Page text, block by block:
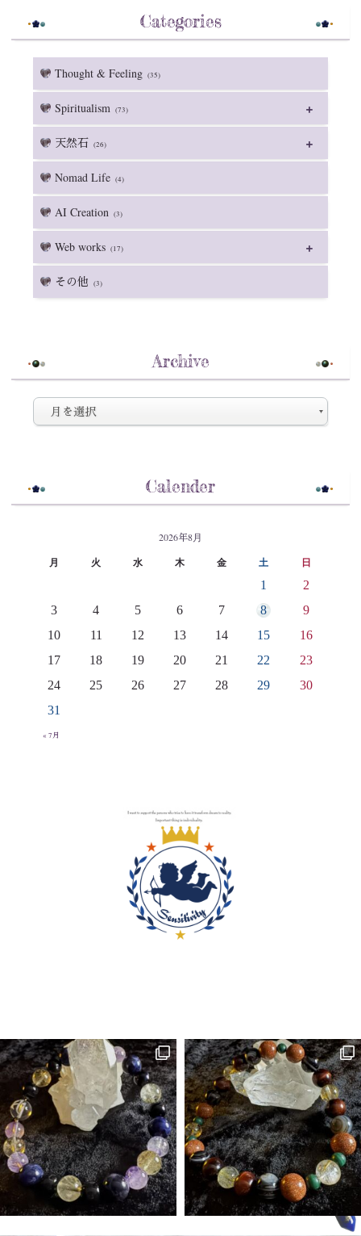
Categories
Thought & Feeling (35)
Spiritualism (73)
天然石 (26)
Nomad Life (4)
AI Creation (3)
Web works (17)
その他 (3)
Archive
Calender
2026年8月
月 火 水 木 金 土
日
1
2
3
4 5 6 7 8
9
10
11 12 13 14 15
16
17
18 19 20 21 22
23
24
25 26 27 28 29
30
31
« 7月